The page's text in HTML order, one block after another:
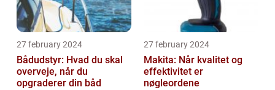
27 february 2024
Bådudstyr: Hvad du skal
overveje, når du
opgraderer din båd
27 february 2024
Makita: Når kvalitet og
effektivitet er
nøgleordene